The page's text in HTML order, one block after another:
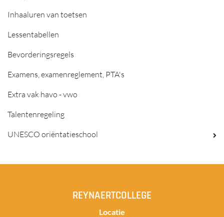
Inhaaluren van toetsen
Lessentabellen
Bevorderingsregels
Examens, examenreglement, PTA's
Extra vak havo - vwo
Talentenregeling
UNESCO oriëntatieschool
REYNAERTCOLLEGE
Locatie